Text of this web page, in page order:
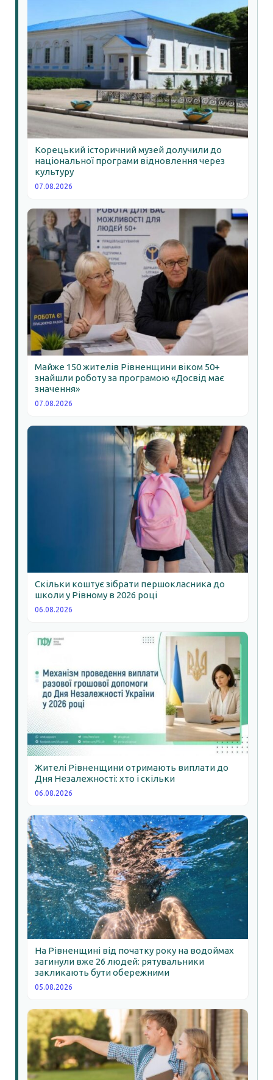
Корецький історичний музей долучили до
національної програми відновлення через
культуру
07.08.2026
Майже 150 жителів Рівненщини віком 50+
знайшли роботу за програмою «Досвід має
значення»
07.08.2026
Скільки коштує зібрати першокласника до
школи у Рівному в 2026 році
06.08.2026
Жителі Рівненщини отримають виплати до
Дня Незалежності: хто і скільки
06.08.2026
На Рівненщині від початку року на водоймах
загинули вже 26 людей: рятувальники
закликають бути обережними
05.08.2026